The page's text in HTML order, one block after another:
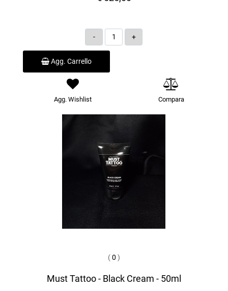
Quantità
Agg. Carrello
Agg. Wishlist Compara
(0 )
Must Tattoo - Black Cream - 50ml